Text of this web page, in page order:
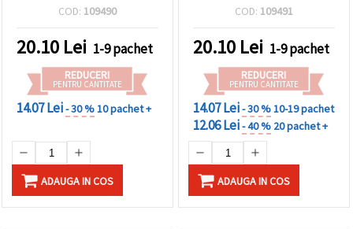
COD: 109490
20.10 Lei 1-9 pachet
REDUCERI
PENTRU CANTITATE
14.07 Lei- 30 %10 pachet +
ADAUGA IN COS
COD: 109491
20.10 Lei 1-9 pachet
REDUCERI
PENTRU CANTITATE
14.07 Lei- 30 %10-19 pachet
12.06 Lei- 40 % 20 pachet +
ADAUGA IN COS